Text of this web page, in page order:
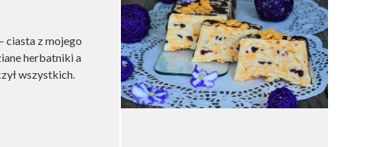
ciasta z mojego
herbatniki a
wszystkich.